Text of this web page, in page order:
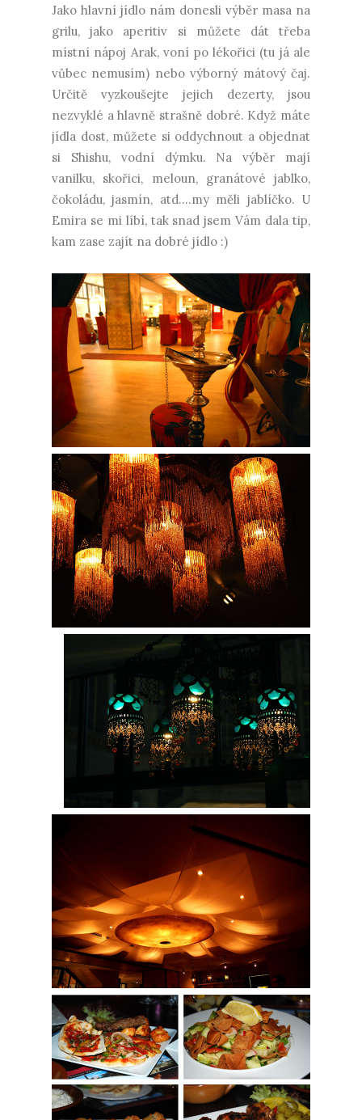
Jako hlavní jídlo nám donesli výběr masa na
grilu, jako aperitiv si můžete dát třeba
místní nápoj Arak, voní po lékořici (tu já ale
vůbec nemusím) nebo výborný mátový čaj.
Určitě vyzkoušejte jejich dezerty, jsou
nezvyklé a hlavně strašně dobré. Když máte
jídla dost, můžete si oddychnout a objednat
si Shishu, vodní dýmku. Na výběr mají
vanilku, skořici, meloun, granátové jablko,
čokoládu, jasmín, atd....my měli jablíčko. U
Emira se mi líbí, tak snad jsem Vám dala tip,
kam zase zajít na dobré jídlo :)